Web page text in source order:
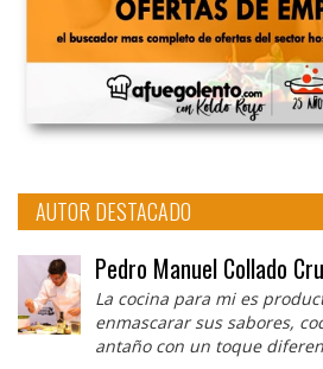
AUTOR DESTACADO
Pedro Manuel Collado
La cocina para mi es
enmascarar sus sabores,
antaño con un toque